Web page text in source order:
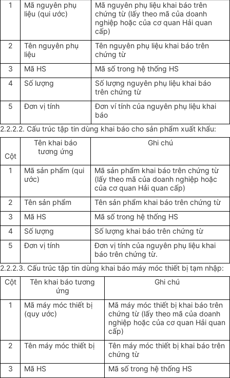
1
Mã nguyên phụ
liệu (qui ước)
Mã nguyên phụ liệu khai báo trên
chứng từ (lấy theo mã của doanh
nghiệp hoặc của cơ quan Hải quan
cấp)
2
Tên nguyên phụ
liệu
Tên nguyên phụ liệu khai báo trên
chứng từ
3
Mã HS
Mã số trong hệ thống HS
4
Số lượng
Số lượng nguyên phụ liệu khai báo
trên chứng từ
5
Đơn vị tính
Đơn ví tính của nguyên phụ liệu khai
báo
2.2.2.2. Cấu trúc tập tin dùng khai báo cho sản phẩm xuất khẩu:
Cột
Tên khai báo
tương ứng
Ghi chú
1
Mã sản phẩm (qui
ước)
Mã sản phẩm khai báo trên chứng từ
(lấy theo mã của doanh nghiệp hoặc
của cơ quan Hải quan cấp)
2
Tên sản phẩm
Tên sản phẩm khai báo trên chứng từ
3
Mã HS
Mã số trong hệ thống HS
4
Số lượng
Số lượng khai báo trên chứng từ
5
Đơn vị tính
Đơn vị tính của nguyên phụ liệu khai
báo trên chứng từ.
2.2.2.3. Cấu trúc tập tin dùng khai báo máy móc thiết bị tạm nhập:
Cột
Tên khai báo tương
ứng
Ghi chú
1
Mã máy móc thiết bị
(quy ước)
Mã máy móc thiết bị khai báo trên
chứng từ (lấy theo mã của doanh
nghiệp hoặc của cơ quan Hải quan
cấp)
2
Tên máy móc thiết bị
Tên máy móc thiết bị khai báo trên
chứng từ
3
Mã HS
Mã số trong hệ thống HS